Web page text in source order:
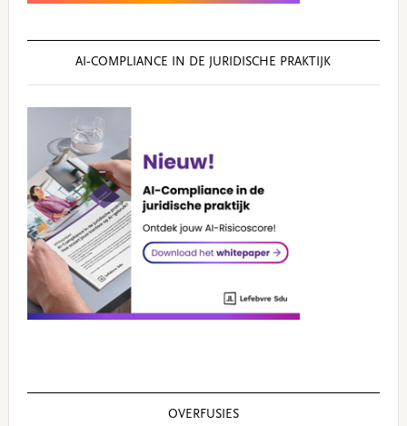
AI‑COMPLIANCE IN DE JURIDISCHE PRAKTIJK
OVERFUSIES